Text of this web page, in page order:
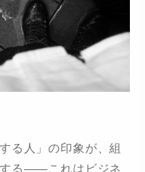
る人」の印象が、組
る――これはビジネ